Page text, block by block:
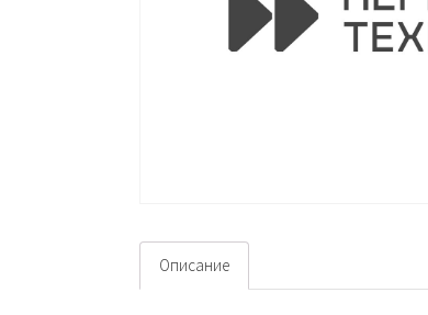
Описание